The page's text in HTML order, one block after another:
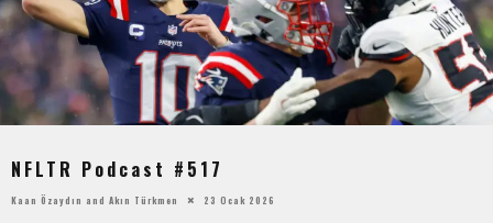
NFLTR Podcast #517
Kaan Özaydın and Akın Türkmen 23 Ocak 2026